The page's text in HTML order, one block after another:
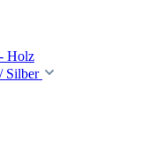
Holz
Silber